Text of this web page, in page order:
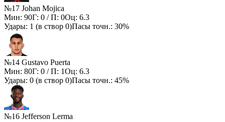
№17 Johan Mojica
Мин: 90Г: 0 / П: 0Оц: 6.3
Удары: 1 (в створ 0)Пасы точн.: 30%
№14 Gustavo Puerta
Мин: 80Г: 0 / П: 1Оц: 6.3
Удары: 0 (в створ 0)Пасы точн.: 45%
№16 Jefferson Lerma